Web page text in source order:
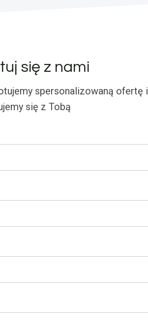
się z nami
spersonalizowaną ofertę i
się z Tobą